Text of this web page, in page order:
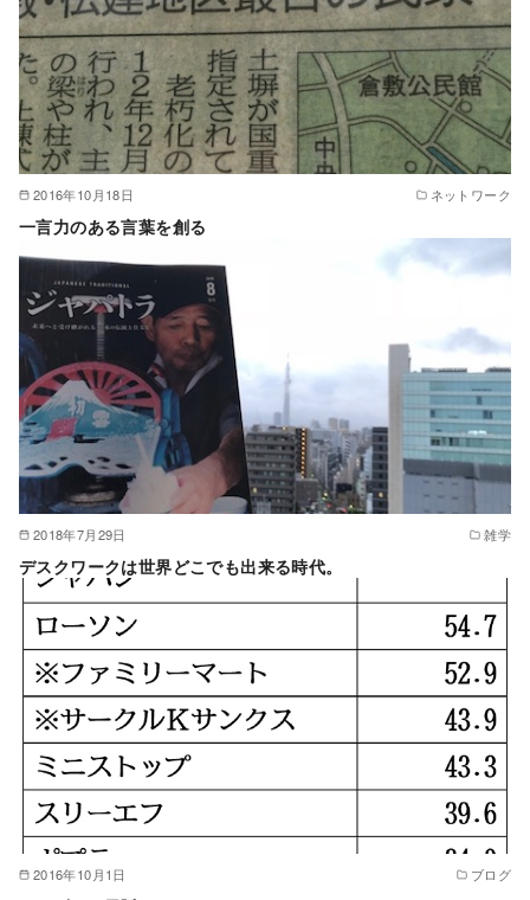
2016年10月18日 ネットワーク
一言力のある言葉を創る
2018年7月29日 雑学
デスクワークは世界どこでも出来る時代。
2016年10月1日 ブログ